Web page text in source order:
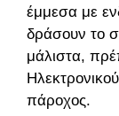
έμμεσα με
δράσουν το
μάλιστα,
πάροχος.